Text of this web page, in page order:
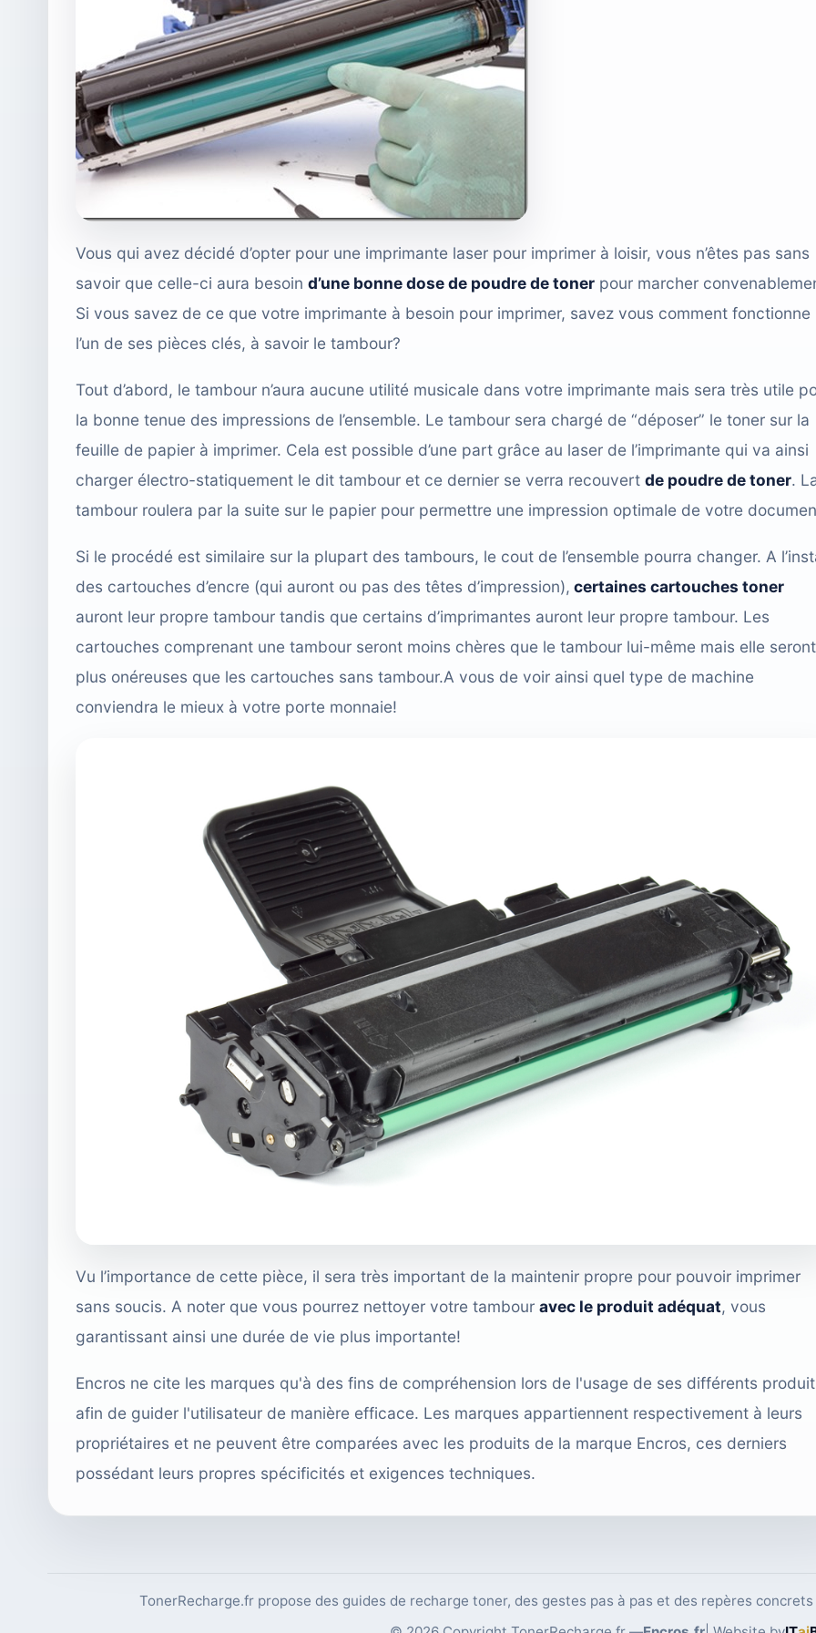
Vous qui avez décidé d’opter pour une imprimante laser pour imprimer à loisir, vous n’êtes pas sans
savoir que celle-ci aura besoin d’une bonne dose de poudre de toner pour marcher
Si vous savez de ce que votre imprimante à besoin pour imprimer, savez vous comment fonctionne
l’un de ses pièces clés, à savoir le tambour?
Tout d’abord, le tambour n’aura aucune utilité musicale dans votre imprimante mais sera très utile
la bonne tenue des impressions de l’ensemble. Le tambour sera chargé de “déposer” le toner sur la
feuille de papier à imprimer. Cela est possible d’une part grâce au laser de l’imprimante qui va ainsi
charger électro-statiquement le dit tambour et ce dernier se verra recouvert de poudre de toner.
tambour roulera par la suite sur le papier pour permettre une impression optimale de votre
Si le procédé est similaire sur la plupart des tambours, le cout de l’ensemble pourra changer. A
des cartouches d’encre (qui auront ou pas des têtes d’impression), certaines cartouches toner
auront leur propre tambour tandis que certains d’imprimantes auront leur propre tambour. Les
cartouches comprenant une tambour seront moins chères que le tambour lui-même mais elle seront
plus onéreuses que les cartouches sans tambour.A vous de voir ainsi quel type de machine
conviendra le mieux à votre porte monnaie!
Vu l’importance de cette pièce, il sera très important de la maintenir propre pour pouvoir imprimer
sans soucis. A noter que vous pourrez nettoyer votre tambour avec le produit adéquat, vous
garantissant ainsi une durée de vie plus importante!
Encros ne cite les marques qu'à des fins de compréhension lors de l'usage de ses différents
afin de guider l'utilisateur de manière efficace. Les marques appartiennent respectivement à leurs
propriétaires et ne peuvent être comparées avec les produits de la marque Encros, ces derniers
possédant leurs propres spécificités et exigences techniques.
TonerRecharge.fr propose des guides de recharge toner, des gestes pas à pas et des repères